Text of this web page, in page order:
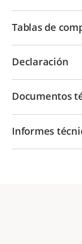
Tablas de
Declaración
Documentos
Informes